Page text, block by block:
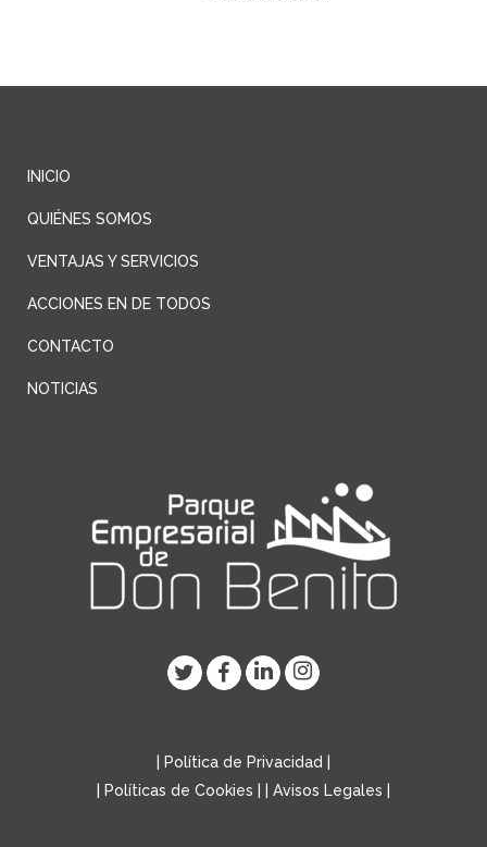
INICIO
QUIÉNES SOMOS
VENTAJAS Y SERVICIOS
ACCIONES EN DE TODOS
CONTACTO
NOTICIAS
Política de Privacidad
Políticas de Cookies Avisos Legales